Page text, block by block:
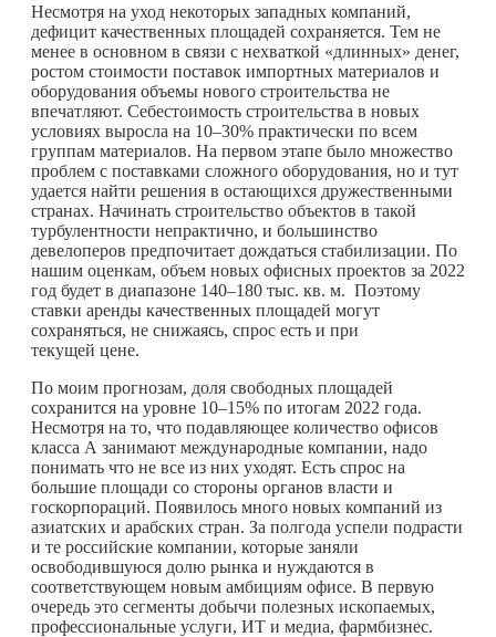
Несмотря на уход некоторых западных компаний,
дефицит качественных площадей сохраняется. Тем не
менее в основном в связи с нехваткой «длинных» денег,
ростом стоимости поставок импортных материалов и
оборудования объемы нового строительства не
впечатляют. Себестоимость строительства в новых
условиях выросла на 10–30% практически по всем
группам материалов. На первом этапе было множество
проблем с поставками сложного оборудования, но и тут
удается найти решения в остающихся дружественными
странах. Начинать строительство объектов в такой
турбулентности непрактично, и большинство
девелоперов предпочитает дождаться стабилизации. По
нашим оценкам, объем новых офисных проектов за 2022
год будет в диапазоне 140–180 тыс. кв. м. Поэтому
ставки аренды качественных площадей могут
сохраняться, не снижаясь, спрос есть и при
текущей цене.
По моим прогнозам, доля свободных площадей
сохранится на уровне 10–15% по итогам 2022 года.
Несмотря на то, что подавляющее количество офисов
класса А занимают международные компании, надо
понимать что не все из них уходят. Есть спрос на
большие площади со стороны органов власти и
госкорпораций. Появилось много новых компаний из
азиатских и арабских стран. За полгода успели подрасти
и те российские компании, которые заняли
освободившуюся долю рынка и нуждаются в
соответствующем новым амбициям офисе. В первую
очередь это сегменты добычи полезных ископаемых,
профессиональные услуги, ИТ и медиа, фармбизнес.